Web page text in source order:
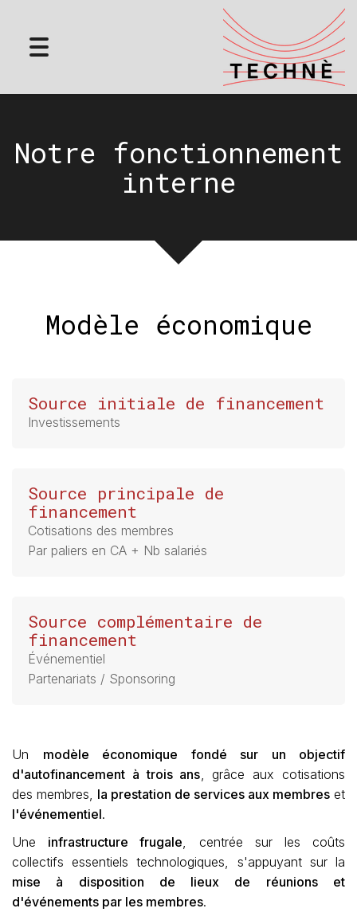
Toggle
Notre fonctionnement
interne
Modèle économique
Source initiale de financement
Investissements
Source principale de
financement
Cotisations des membres
Par paliers en CA + Nb salariés
Source complémentaire de
financement
Événementiel
Partenariats / Sponsoring
Un modèle économique fondé sur un objectif
d'autofinancement à trois ans , grâce aux cotisations
des membres, la prestation de services aux membres et
l'événementiel.
Une infrastructure frugale , centrée sur les coûts
collectifs essentiels technologiques, s'appuyant sur la
mise à disposition de lieux de réunions et
d'événements par les membres.